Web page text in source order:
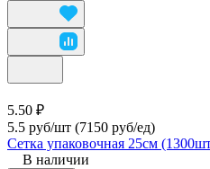
5.50 ₽
5.5 руб/шт (7150 руб/eд)
Сетка упаковочная 25см
В наличии